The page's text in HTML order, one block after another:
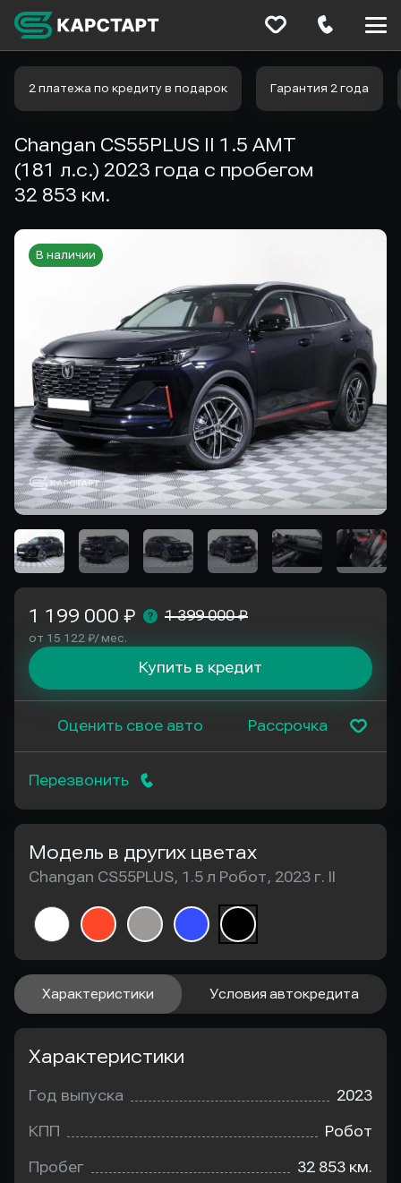
2 платежа по кредиту в подарок Гарантия 2 года
Changan CS55PLUS II 1.5 AMT
(181 л.с.) 2023 года с пробегом
32 853 км.
В наличии
1 199 000 ₽ 1 399 000 ₽
от 15 122 ₽/ мес.
Купить в кредит
Оценить свое авто Рассрочка
Перезвонить
Модель в других цветах
Changan CS55PLUS, 1.5 л Робот, 2023 г. II
Характеристики Условия автокредита
Характеристики
Год выпуска 2023
КПП Робот
Пробег 32 853 км.